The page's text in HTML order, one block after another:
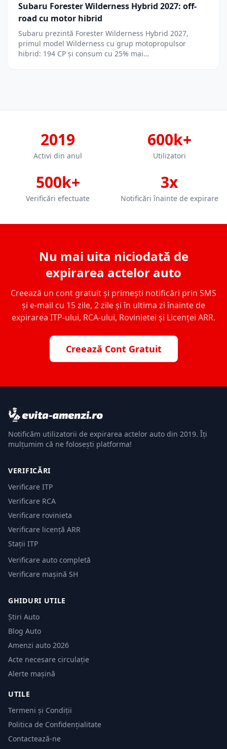
Subaru Forester Wilderness Hybrid 2027: off-
road cu motor hibrid
Subaru prezintă Forester Wilderness Hybrid 2027,
primul model Wilderness cu grup motopropulsor
hibrid: 194 CP și consum cu 25% mai…
2019
Activi din anul
600k+
Utilizatori
500k+
Verificări efectuate
3x
Notificări înainte de expirare
Nu mai uita niciodată de
expirarea actelor auto
Creează un cont gratuit și primești notificări prin SMS
și e-mail cu 15 zile, 2 zile și în ultima zi înainte de
expirarea ITP-ului, RCA-ului, Rovinietei și Licenței ARR.
Creează Cont Gratuit
Notificăm utilizatorii de expirarea actelor auto din 2019. Îți
mulțumim că ne folosești platforma!
VERIFICĂRI
Verificare ITP
Verificare RCA
Verificare rovinieta
Verificare licență ARR
Stații ITP
Verificare auto completă
Verificare mașină SH
GHIDURI UTILE
Știri Auto
Blog Auto
Amenzi auto 2026
Acte necesare circulație
Alerte mașină
UTILE
Termeni și Condiții
Politica de Confidențialitate
Contactează-ne